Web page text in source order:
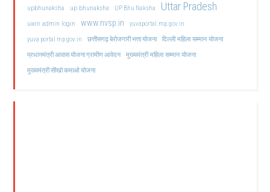
upbhunaksha up bhunaksha UP Bhu Naksha Uttar Pradesh
uwin admin login www.nvsp.in
yuvaportal.mp.gov.in
yuva portal mp gov.in
छत्तीसगढ़ बेरोजगारी भत्ता योजना दिल्ली महिला सम्मान योजना
प्रधानमंत्री आवास योजना ग्रामीण आवेदन मुख्यमंत्री महिला सम्मान योजना
मुख्यमंत्री सीखो कमाओ योजना